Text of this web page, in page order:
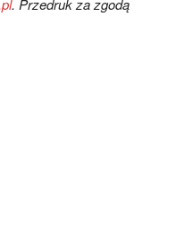
. Przedruk za zgodą